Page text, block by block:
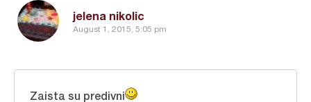
jelena nikolic
August 1, 2015, 5:05 pm
Zaista su predivni